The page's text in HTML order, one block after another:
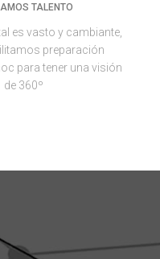
TALENTO
es vasto y cambiante,
preparación
para tener una visión
de 360º